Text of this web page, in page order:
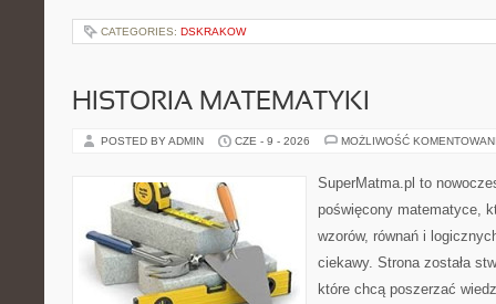
CATEGORIES: DSKRAKOW
HISTORIA MATEMATYKI
POSTED BY ADMIN CZE - 9 - 2026 MOŻLIWOŚĆ
SuperMatma.pl to
poświęcony matematyce,
wzorów, równań i
ciekawy. Strona została
które chcą poszerzać